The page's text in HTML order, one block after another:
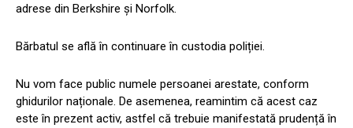
adrese din Berkshire și Norfolk.
Bărbatul se află în continuare în custodia poliției.
Nu vom face public numele persoanei arestate, conform
ghidurilor naționale. De asemenea, reamintim că acest caz
este în prezent activ, astfel că trebuie manifestată prudență în